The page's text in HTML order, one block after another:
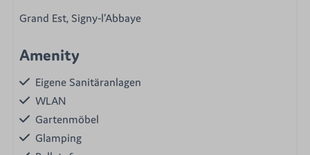
Grand Est, Signy-l’Abbaye
Amenity
Eigene Sanitäranlagen
WLAN
Gartenmöbel
Glamping